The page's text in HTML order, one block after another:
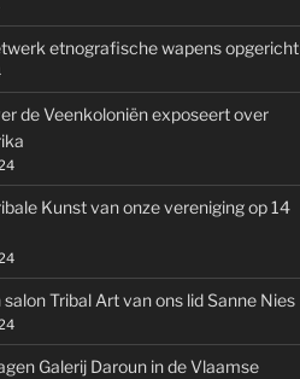
etnografische wapens opgericht
de Veenkoloniën exposeert over
Kunst van onze vereniging op 14
Tribal Art van ons lid Sanne Nies
Galerij Daroun in de Vlaamse